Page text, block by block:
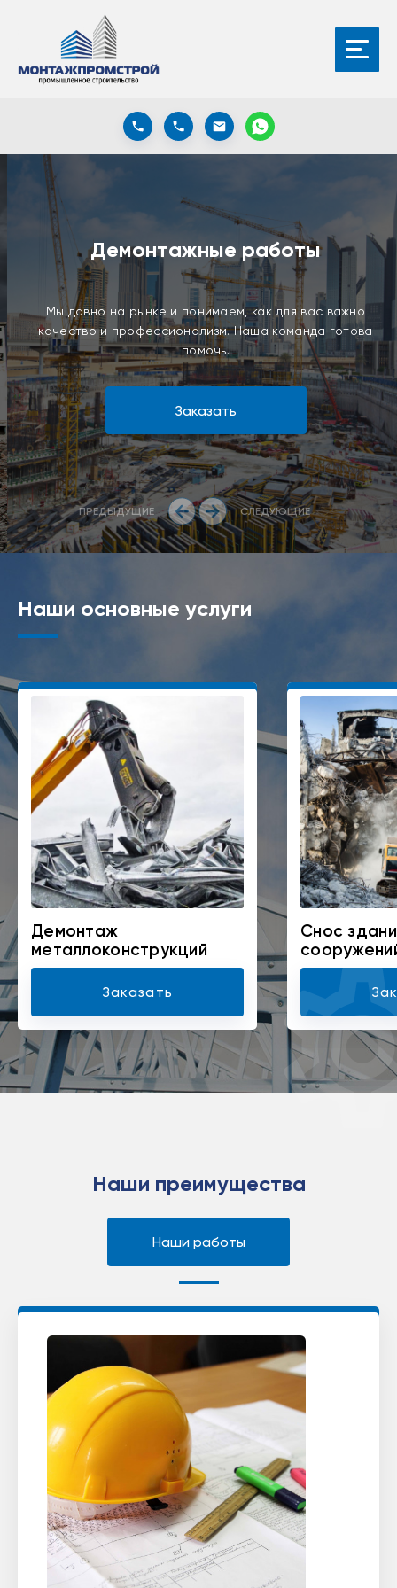
Демонтажные работы
Мы давно на рынке и понимаем, как для вас важно
качество и профессионализм. Наша команда готова
помочь.
Заказать
ПРЕДЫДУЩИЕ СЛЕДУЮЩИЕ
Наши основные услуги
Демонтаж
металлоконструкций
Заказать
Снос
Наши преимущества
Наши работы